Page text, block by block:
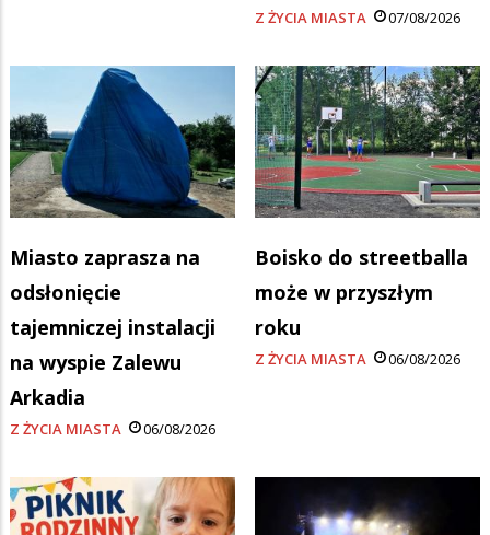
Z ŻYCIA MIASTA 07/08/2026
Miasto zaprasza na
odsłonięcie
tajemniczej instalacji
na wyspie Zalewu
Arkadia
Z ŻYCIA MIASTA 06/08/2026
Boisko do streetballa
może w przyszłym
roku
Z ŻYCIA MIASTA 06/08/2026